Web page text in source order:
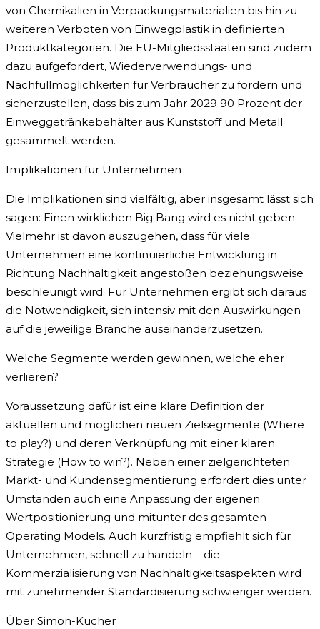
von Chemikalien in Verpackungsmaterialien bis hin zu
weiteren Verboten von Einwegplastik in definierten
Produktkategorien. Die EU-Mitgliedsstaaten sind zudem
dazu aufgefordert, Wiederverwendungs- und
Nachfüllmöglichkeiten für Verbraucher zu fördern und
sicherzustellen, dass bis zum Jahr 2029 90 Prozent der
Einweggetränkebehälter aus Kunststoff und Metall
gesammelt werden.
Implikationen für Unternehmen
Die Implikationen sind vielfältig, aber insgesamt lässt sich
sagen: Einen wirklichen Big Bang wird es nicht geben.
Vielmehr ist davon auszugehen, dass für viele
Unternehmen eine kontinuierliche Entwicklung in
Richtung Nachhaltigkeit angestoßen beziehungsweise
beschleunigt wird. Für Unternehmen ergibt sich daraus
die Notwendigkeit, sich intensiv mit den Auswirkungen
auf die jeweilige Branche auseinanderzusetzen.
Welche Segmente werden gewinnen, welche eher
verlieren?
Voraussetzung dafür ist eine klare Definition der
aktuellen und möglichen neuen Zielsegmente (Where
to play?) und deren Verknüpfung mit einer klaren
Strategie (How to win?). Neben einer zielgerichteten
Markt- und Kundensegmentierung erfordert dies unter
Umständen auch eine Anpassung der eigenen
Wertpositionierung und mitunter des gesamten
Operating Models. Auch kurzfristig empfiehlt sich für
Unternehmen, schnell zu handeln – die
Kommerzialisierung von Nachhaltigkeitsaspekten wird
mit zunehmender Standardisierung schwieriger werden.
Über Simon-Kucher